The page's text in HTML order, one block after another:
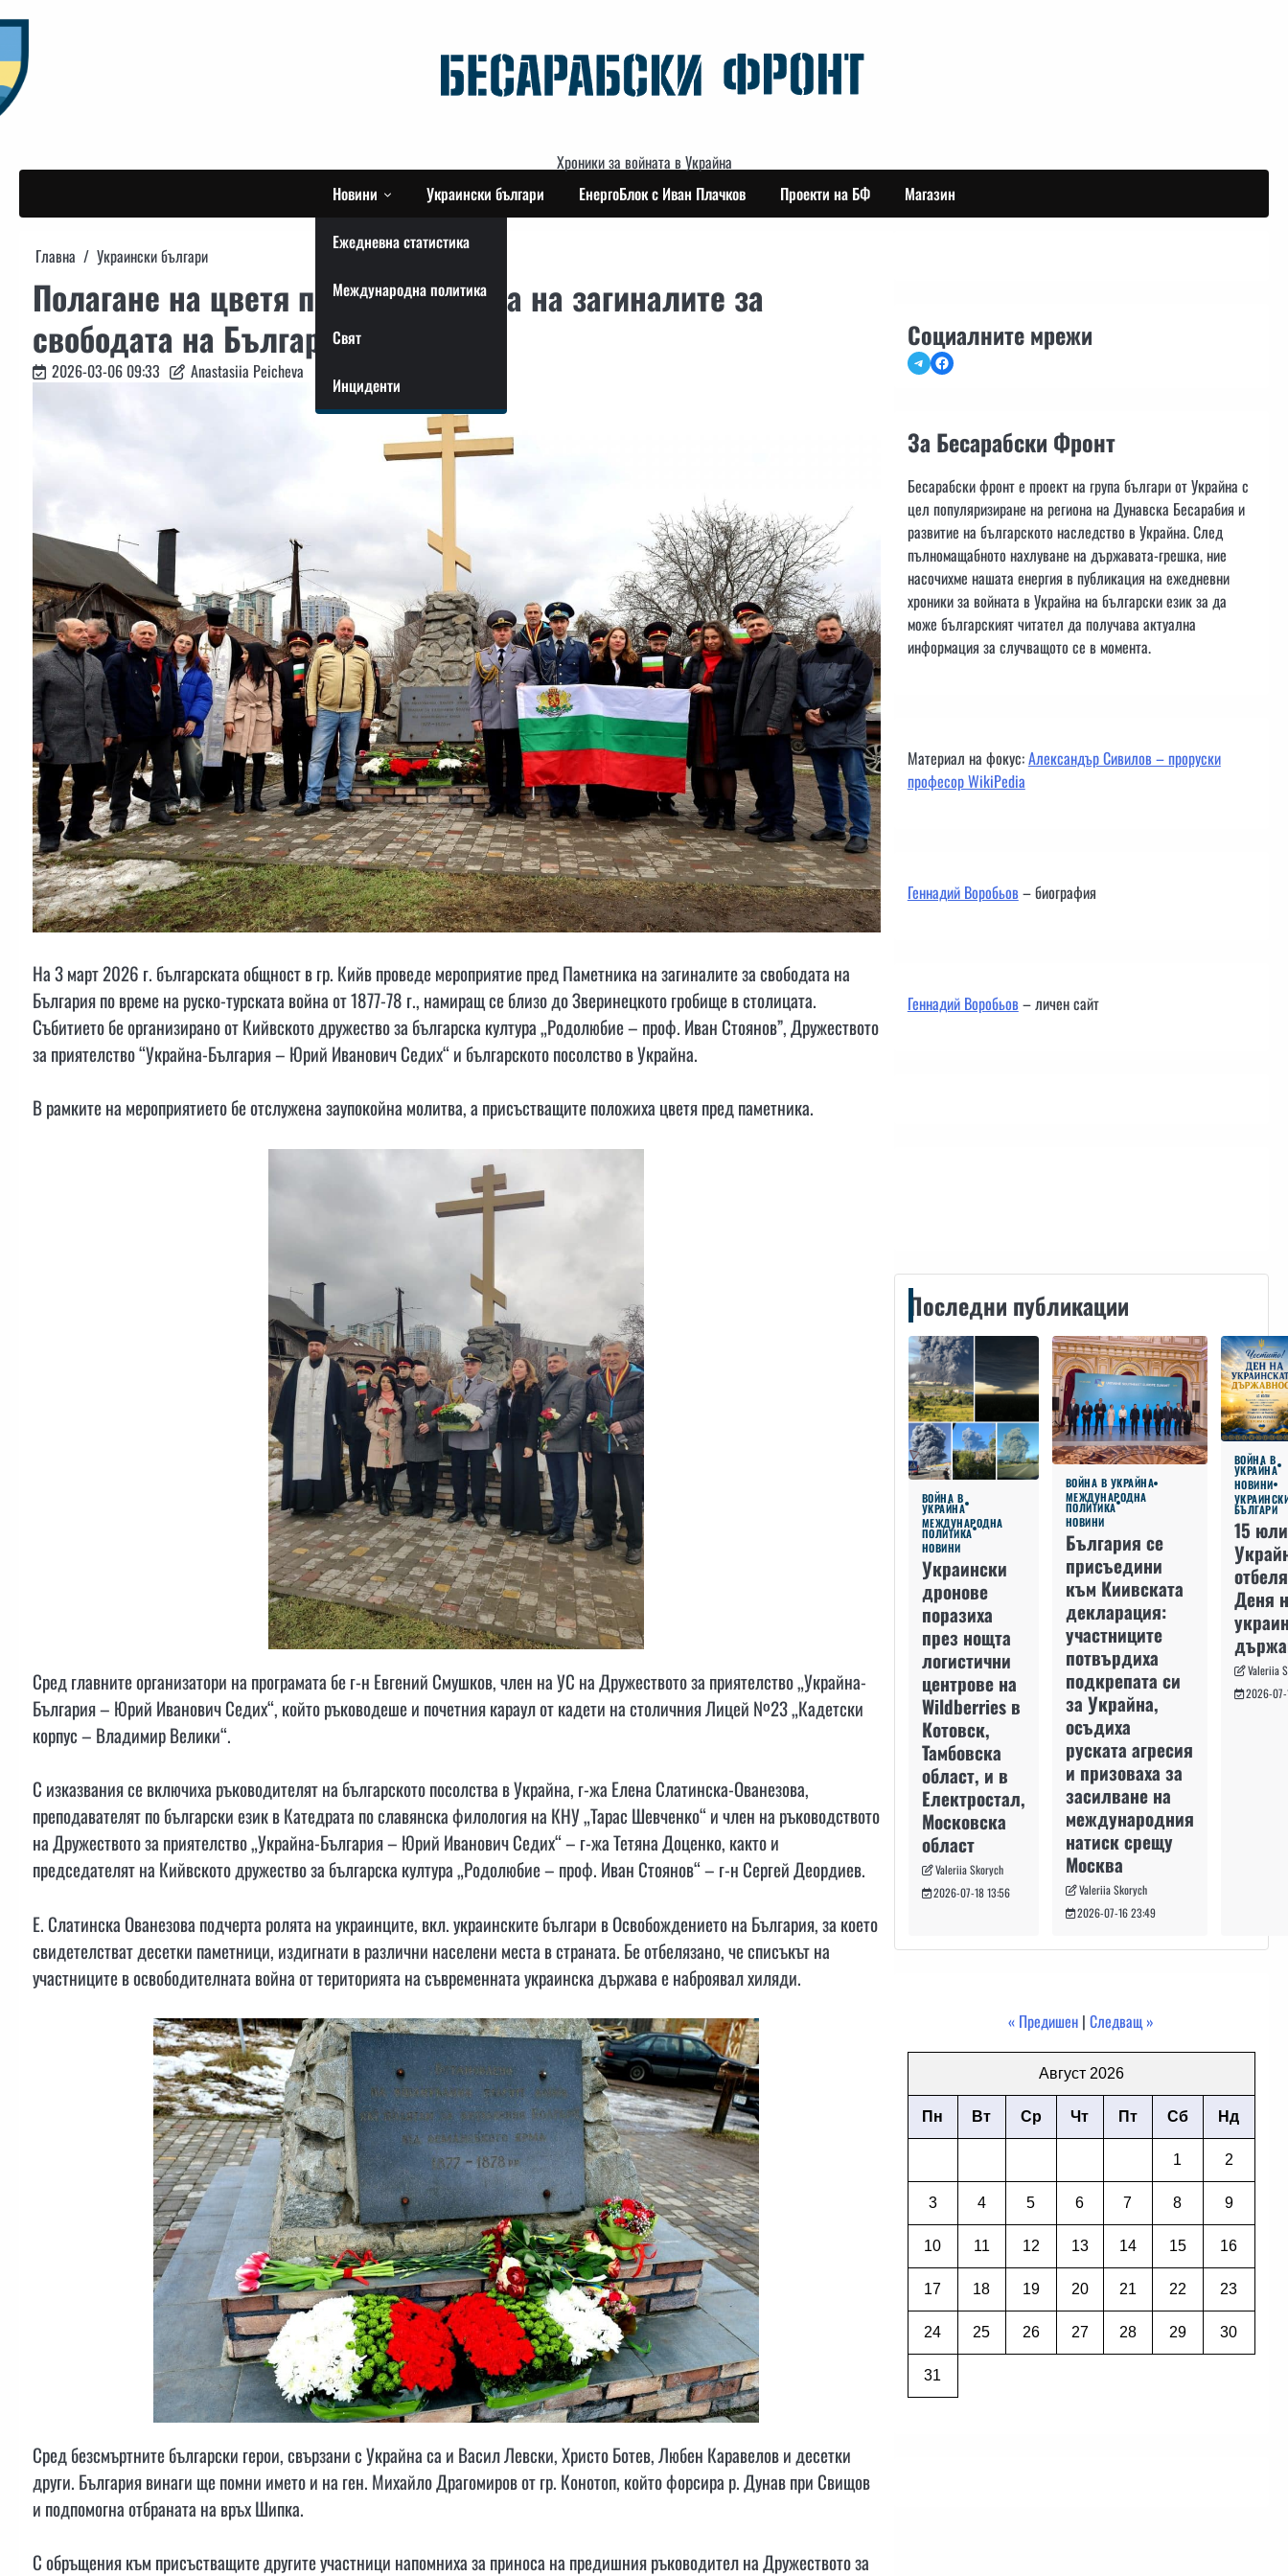
to
content
Хроники за войната в Украйна
Новини
Ежедневна статистика
Международна политика
Свят
Инциденти
Украински българи ЕнергоБлок с Иван Плачков Проекти на БФ Магазин
Главна Украински българи
Полагане на цветя пред Паметника на загиналите за
свободата на България в гр. Кийв
2026-03-06 09:33 Anastasiia Peicheva
На 3 март 2026 г. българската общност в гр. Кийв проведе мероприятие пред Паметника на загиналите за свободата на
България по време на руско-турската война от 1877-78 г., намиращ се близо до Зверинецкото гробище в столицата.
Събитието бе организирано от Кийвското дружество за българска култура „Родолюбие – проф. Иван Стоянов”, Дружеството
за приятелство “Украйна-България – Юрий Иванович Седих“ и българското посолство в Украйна.
В рамките на мероприятието бе отслужена заупокойна молитва, а присъстващите положиха цветя пред паметника.
Сред главните организатори на програмата бе г-н Евгений Смушков, член на УС на Дружеството за приятелство „Украйна-
България – Юрий Иванович Седих“, който ръководеше и почетния караул от кадети на столичния Лицей №23 „Кадетски
корпус – Владимир Велики“.
С изказвания се включиха ръководителят на българското посолства в Украйна, г-жа Елена Слатинска-Ованезова,
преподавателят по български език в Катедрата по славянска филология на КНУ „Тарас Шевченко“ и член на ръководството
на Дружеството за приятелство „Украйна-България – Юрий Иванович Седих“ – г-жа Тетяна Доценко, както и
председателят на Кийвското дружество за българска култура „Родолюбие – проф. Иван Стоянов“ – г-н Сергей Деордиев.
Е. Слатинска Ованезова подчерта ролята на украинците, вкл. украинските българи в Освобождението на България, за което
свидетелстват десетки паметници, издигнати в различни населени места в страната. Бе отбелязано, че списъкът на
участниците в освободителната война от територията на съвременната украинска държава е наброявал хиляди.
Сред безсмъртните български герои, свързани с Украйна са и Васил Левски, Христо Ботев, Любен Каравелов и десетки
други. България винаги ще помни името и на ген. Михайло Драгомиров от гр. Конотоп, който форсира р. Дунав при Свищов
и подпомогна отбраната на връх Шипка.
С обръщения към присъстващите другите участници напомниха за приноса на предишния ръководител на Дружеството за
Социалните мрежи
TelegramFacebook
За Бесарабски Фронт
Бесарабски фронт е проект на група българи от Украйна с
цел популяризиране на региона на Дунавска Бесарабия и
развитие на българското наследство в Украйна. След
пълномащабното нахлуване на държавата-грешка, ние
насочихме нашата енергия в публикация на ежедневни
хроники за войната в Украйна на български език за да
може българският читател да получава актуална
информация за случващото се в момента.
Материал на фокус:Александър Сивилов – проруски
професор WikiPedia
Геннадий Воробьов– биография
Геннадий Воробьов– личен сайт
Последни публикации
ВОЙНА В
УКРАЙНА
МЕЖДУНАРОДНА
ПОЛИТИКА
НОВИНИ
Украински
дронове
поразиха
през нощта
логистични
центрове на
Wildberries в
Котовск,
Тамбовска
област, и в
Електростал,
Московска
област
Valeriia Skorych
2026-07-18 13:56
ВОЙНА В УКРАЙНА
МЕЖДУНАРОДНА
ПОЛИТИКА
НОВИНИ
България се
присъедини
към Киивската
декларация:
участниците
потвърдиха
подкрепата си
за Украйна,
осъдиха
руската агресия
и призоваха за
засилване на
международния
натиск срещу
Москва
Valeriia Skorych
2026-07-16 23:49
ВОЙНА В
УКРАЙНА
НОВИНИ
БЪЛГАРИ
15
Деня
Valeriia
2026-07-
« Предишен |Следващ »
Август 2026
Пн Вт Ср Чт Пт Сб Нд
1 2
3 4 5 6 7 8 9
10 11 12 13 14 15 16
17 18 19 20 21 22 23
24 25 26 27 28 29 30
31